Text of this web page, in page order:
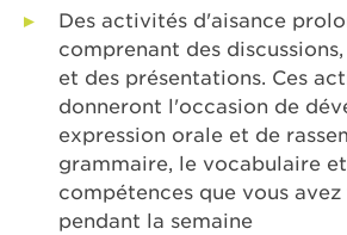
Des activités d'aisance
comprenant des
et des présentations. Ces
donneront l'occasion de
expression orale et de
grammaire, le vocabulaire
compétences que vous
pendant la semaine